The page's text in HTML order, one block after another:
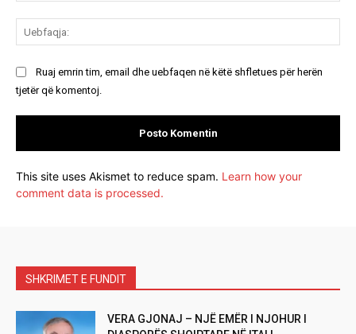
Ruaj emrin tim, email dhe uebfaqen në këtë shfletues për herën
tjetër që komentoj.
This site uses Akismet to reduce spam. Learn how your
comment data is processed.
SHKRIMET E FUNDIT
VERA GJONAJ – NJË EMËR I NJOHUR I